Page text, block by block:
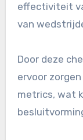
effectiviteit
van
Door deze
ervoor
metrics, wat